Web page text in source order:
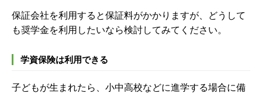
保証会社を利用すると保証料がかかりますが、どうして
も奨学金を利用したいなら検討してみてください。
学資保険は利用できる
子どもが生まれたら、小中高校などに進学する場合に備